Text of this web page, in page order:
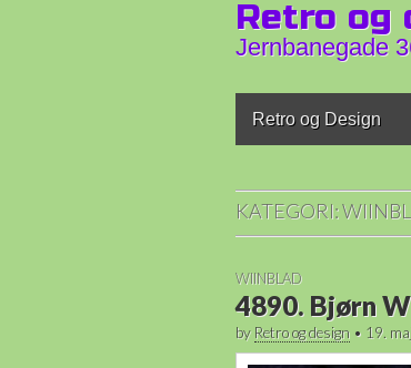
Retro og
Jernbanegade
Main
menu
Retro og Design
KATEGORI:
WIINBLAD
4890. Bjørn
byRetro og design • 19.